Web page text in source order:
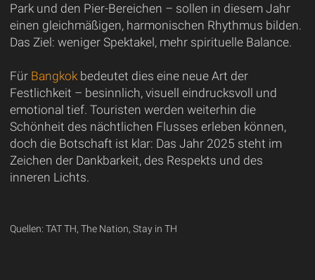
Park und den Pier-Bereichen – sollen in diesem Jahr
einen gleichmäßigen, harmonischen Rhythmus bilden.
Das Ziel: weniger Spektakel, mehr spirituelle Balance.
Für Bangkokbedeutet dies eine neue Art der
Festlichkeit – besinnlich, visuell eindrucksvoll und
emotional tief. Touristen werden weiterhin die
Schönheit des nächtlichen Flusses erleben können,
doch die Botschaft ist klar: Das Jahr 2025 steht im
Zeichen der Dankbarkeit, des Respekts und des
inneren Lichts.
Quellen: TAT TH, The Nation, Stay in TH